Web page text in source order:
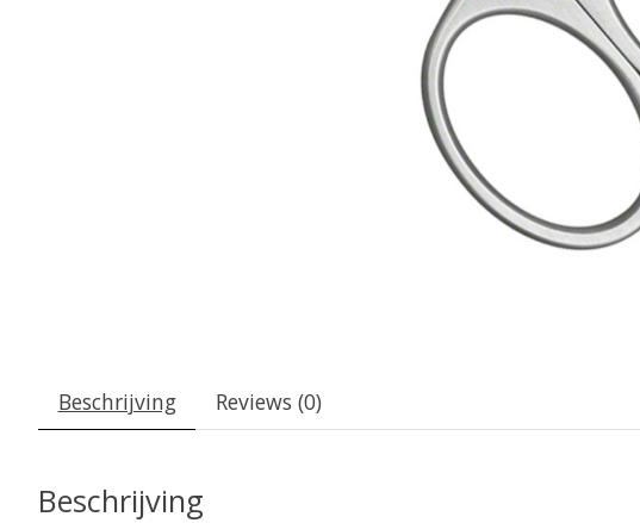
Beschrijving Reviews (0)
Beschrijving